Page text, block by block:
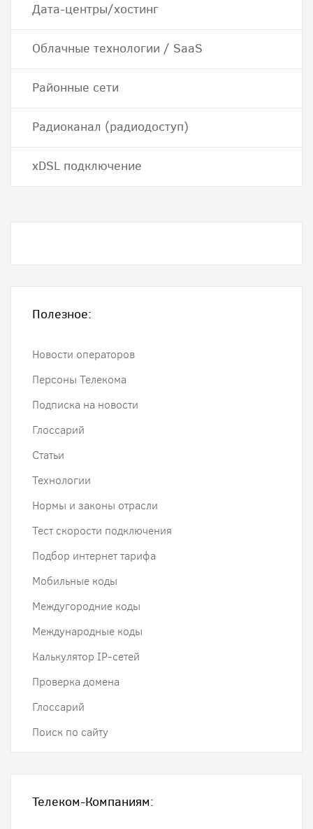
Дата-центры/хостинг
Облачные технологии / SaaS
Районные сети
Радиоканал (радиодоступ)
хDSL подключение
Полезное:
Новости операторов
Персоны Телекома
Подписка на новости
Глоссарий
Статьи
Технологии
Нормы и законы отрасли
Тест скорости подключения
Подбор интернет тарифа
Мобильные коды
Междугородние коды
Международные коды
Калькулятор IP-сетей
Проверка домена
Глоссарий
Поиск по сайту
Телеком-Компаниям: